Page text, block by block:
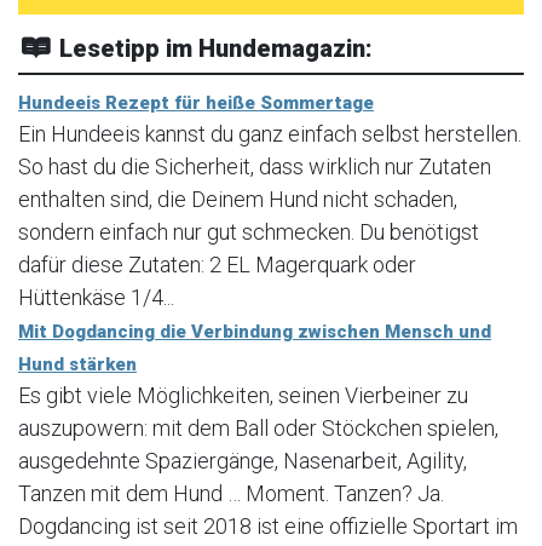
Lesetipp im Hundemagazin:
Hundeeis Rezept für heiße Sommertage
Ein Hundeeis kannst du ganz einfach selbst herstellen.
So hast du die Sicherheit, dass wirklich nur Zutaten
enthalten sind, die Deinem Hund nicht schaden,
sondern einfach nur gut schmecken. Du benötigst
dafür diese Zutaten: 2 EL Magerquark oder
Hüttenkäse 1/4...
Mit Dogdancing die Verbindung zwischen Mensch und
Hund stärken
Es gibt viele Möglichkeiten, seinen Vierbeiner zu
auszupowern: mit dem Ball oder Stöckchen spielen,
ausgedehnte Spaziergänge, Nasenarbeit, Agility,
Tanzen mit dem Hund … Moment. Tanzen? Ja.
Dogdancing ist seit 2018 ist eine offizielle Sportart im